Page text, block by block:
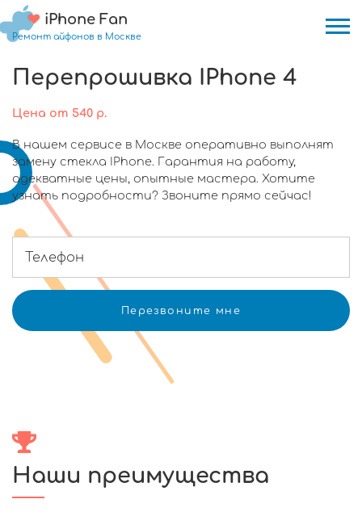
iPhone Fan
Ремонт айфонов в Москве
Перепрошивка IPhone 4
Цена от 540 р.
В нашем сервисе в Москве оперативно выполнят
замену стекла IPhone. Гарантия на работу,
адекватные цены, опытные мастера. Хотите
узнать подробности? Звоните прямо сейчас!
Наши преимущества